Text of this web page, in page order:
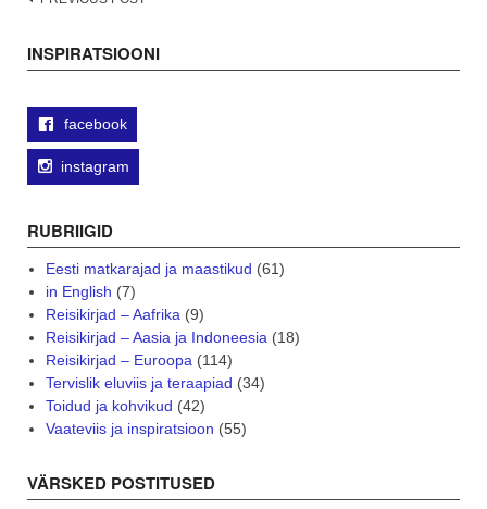
INSPIRATSIOONI
facebook
instagram
RUBRIIGID
Eesti matkarajad ja maastikud (61)
in English (7)
Reisikirjad – Aafrika (9)
Reisikirjad – Aasia ja Indoneesia (18)
Reisikirjad – Euroopa (114)
Tervislik eluviis ja teraapiad (34)
Toidud ja kohvikud (42)
Vaateviis ja inspiratsioon (55)
VÄRSKED POSTITUSED